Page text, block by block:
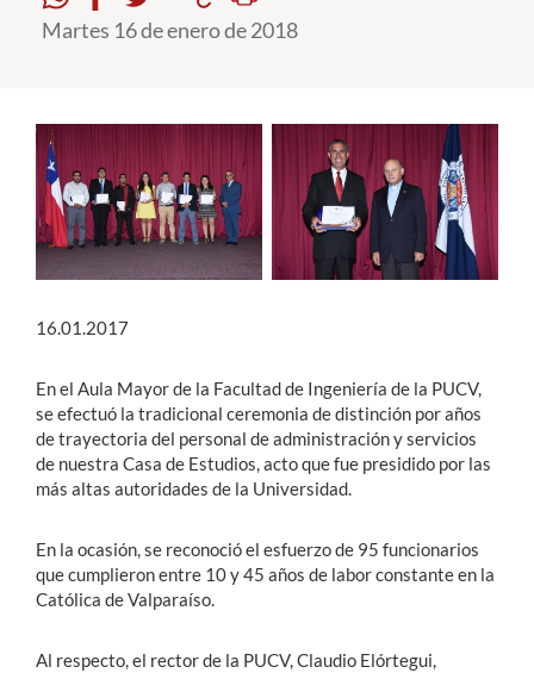
Estudiantes
Alumni
English
Martes 16 de enero de 2018
16.01.2017
En el Aula Mayor de la Facultad de Ingeniería de la PUCV,
se efectuó la tradicional ceremonia de distinción por años
de trayectoria del personal de administración y servicios
de nuestra Casa de Estudios, acto que fue presidido por las
más altas autoridades de la Universidad.
En la ocasión, se reconoció el esfuerzo de 95 funcionarios
que cumplieron entre 10 y 45 años de labor constante en la
Católica de Valparaíso.
Al respecto, el rector de la PUCV, Claudio Elórtegui,